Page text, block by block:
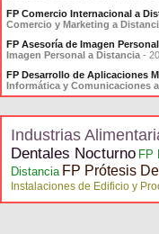
FP Comercio Internacional a
Comercio y Marketing a
FP Asesoría de Imagen
Imagen Personal a Distancia -
FP Desarrollo de Aplicaciones
Informática y Comunicaciones
Industrias
Dentales Nocturno FP
Distancia FP Prótesis
Instalaciones de Edificio y